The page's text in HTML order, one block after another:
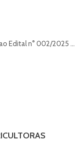
Edital n° 002/2025 ...